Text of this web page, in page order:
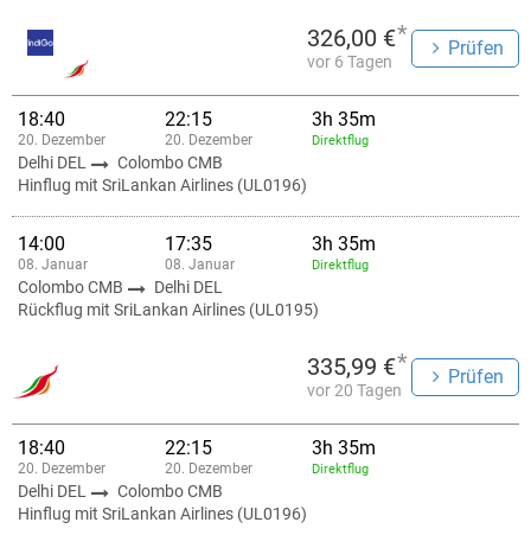
326,00 €*
vor 6 Tagen
Prüfen
18:40
20. Dezember
22:15
20. Dezember
3h 35m
Direktflug
Delhi DEL
Colombo CMB
Hinflug mit SriLankan Airlines (UL0196)
14:00
08. Januar
17:35
08. Januar
3h 35m
Direktflug
Colombo CMB
Delhi DEL
Rückflug mit SriLankan Airlines (UL0195)
335,99 €*
vor 20 Tagen
Prüfen
18:40
20. Dezember
22:15
20. Dezember
3h 35m
Direktflug
Delhi DEL
Colombo CMB
Hinflug mit SriLankan Airlines (UL0196)